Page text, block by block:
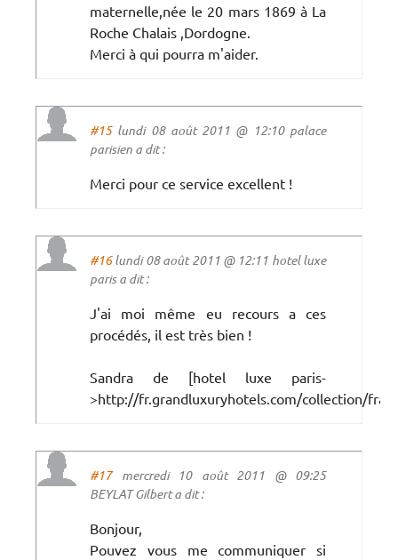
maternelle,née le 20 mars 1869 à La
Roche Chalais ,Dordogne.
Merci à qui pourra m'aider.
#15lundi 08 août 2011 @ 12:10 palace
parisien a dit :
Merci pour ce service excellent !
#16lundi 08 août 2011 @ 12:11 hotel luxe
paris a dit :
J'ai moi même eu recours a ces
procédés, il est très bien !
Sandra de [hotel luxe paris-
>http://fr.grandluxuryhotels.com/collection/
#17mercredi 10 août 2011 @ 09:25
BEYLAT Gilbert a dit :
Bonjour,
Pouvez vous me communiquer si